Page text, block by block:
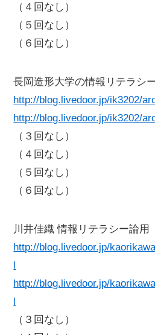
（４回なし）
（５回なし）
（６回なし）
長岡造形大学の情報リテラシ
http://blog.livedoor.jp/ik3202/
http://blog.livedoor.jp/ik3202/
（３回なし）
（４回なし）
（５回なし）
（６回なし）
川井佳織 情報リテラシー論用
http://blog.livedoor.jp/
l
http://blog.livedoor.jp/
l
（３回なし）